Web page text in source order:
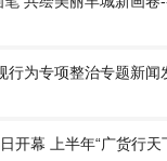
行为专项整治专题新闻
开幕 上半年“广货行天